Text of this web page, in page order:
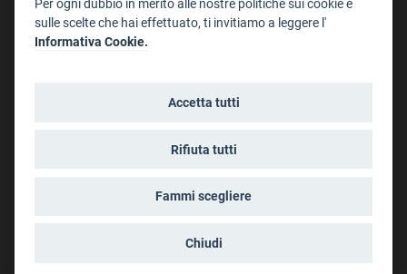
Dove Siamo
Struttura di riferimento
Dichiarazione di accessibilità
Per ogni dubbio in merito alle nostre politiche sui cookie e
sulle scelte che hai effettuato, ti invitiamo a leggere l'
Informativa Cookie.
Accetta tutti
Rifiuta tutti
Fammi scegliere
Chiudi